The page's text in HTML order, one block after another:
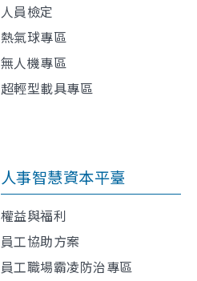
人員檢定
熱氣球專區
無人機專區
超輕型載具專區
人事智慧資本平臺
權益與福利
員工協助方案
員工職場霸凌防治專區